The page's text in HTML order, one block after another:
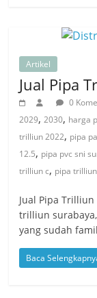
Artikel
Jual Pipa
0
2029,2030, harga
trilliun 2022, pipa
12.5, pipa pvc sni
trilliun c, pipa
Jual Pipa
trilliun
yang sudah
Baca